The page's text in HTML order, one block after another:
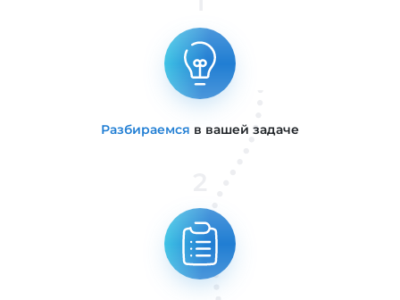
Разбираемся в вашей задаче